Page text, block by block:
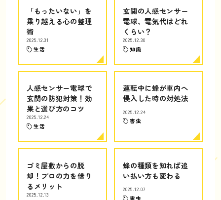
「もったいない」を
乗り越える心の整理
術
2025.12.31
生活
玄関の人感センサー
電球、電気代はどれ
くらい？
2025.12.30
知識
人感センサー電球で
玄関の防犯対策！効
果と選び方のコツ
2025.12.24
生活
運転中に蜂が車内へ
侵入した時の対処法
2025.12.24
害虫
ゴミ屋敷からの脱
却！プロの力を借り
るメリット
2025.12.13
蜂の種類を知れば追
い払い方も変わる
2025.12.07
害虫